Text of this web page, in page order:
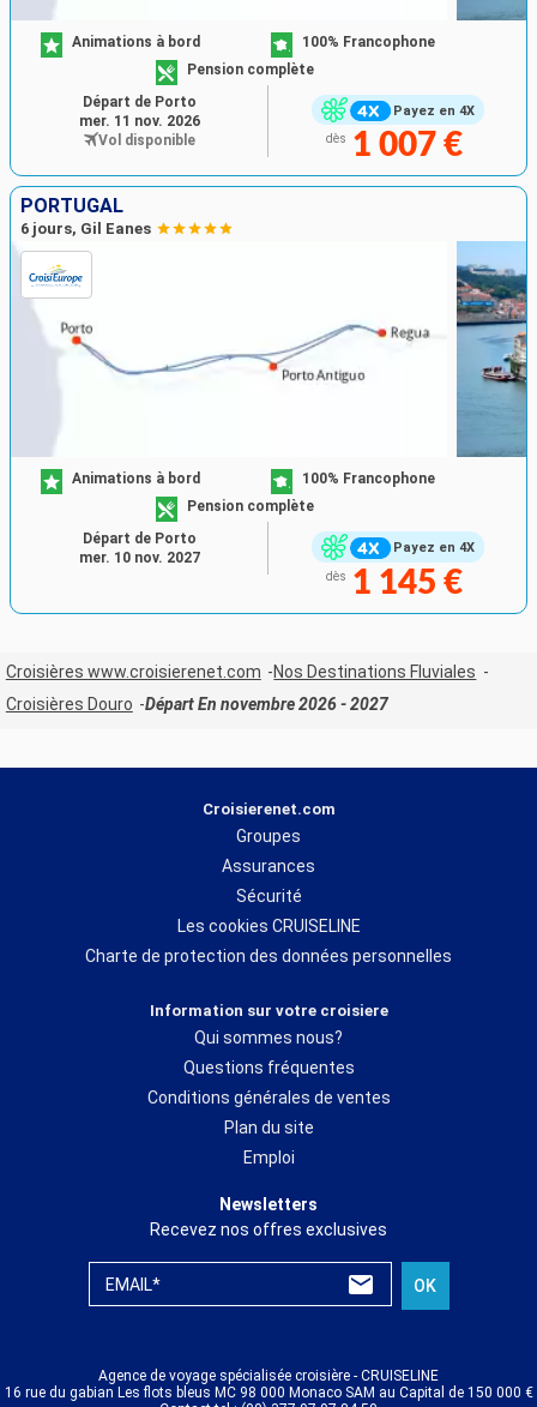
Payez en 4X
Animations à bord
100% Francophone
Pension complète
dès 1 007 €
Départ de Porto
mer. 11 nov. 2026
Vol disponible
PORTUGAL
6 jours, Gil Eanes
Payez en 4X
Animations à bord
100% Francophone
Pension complète
dès 1 145 €
Départ de Porto
mer. 10 nov. 2027
Croisières www.croisierenet.com
Nos Destinations Fluviales
Croisières Douro
Départ En novembre 2026 - 2027
Croisierenet.com
Groupes
Assurances
Sécurité
Les cookies CRUISELINE
Charte de protection des données personnelles
Information sur votre croisiere
Qui sommes nous?
Questions fréquentes
Conditions générales de ventes
Plan du site
Emploi
Newsletters
Recevez nos offres exclusives
EMAIL* OK
Agence de voyage spécialisée croisière - CRUISELINE
16 rue du gabian Les flots bleus MC 98 000 Monaco SAM au Capital de 150 000 €